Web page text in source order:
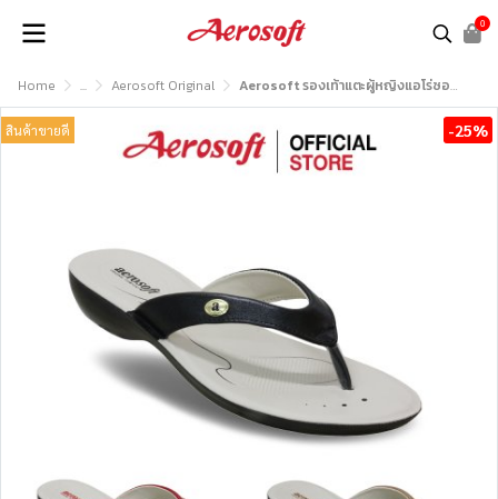
0
Home ... Aerosoft Original Aerosoft รองเท้าแตะผู้หญิงแอโร่ซอฟรุ่น LC1501
สินค้าขายดี -25%